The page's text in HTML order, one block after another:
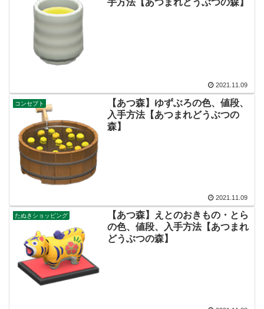
2021.11.09
コンセプト
【あつ森】ゆずぶろの色、値段、
入手方法【あつまれどうぶつの
森】
2021.11.09
たぬきショッピング
【あつ森】えとのおきもの・とら
の色、値段、入手方法【あつまれ
どうぶつの森】